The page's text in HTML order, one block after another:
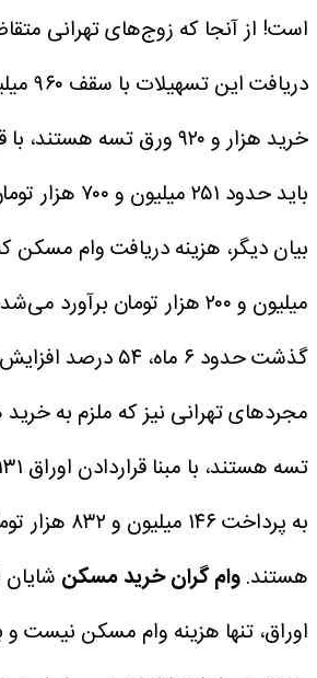
است! از آنجا که زوج‌های تهرانی
خرید هزار و ۹۲۰ ورق تسه
باید حدود ۲۵۱ میلیون و ۷۰۰ هزار تومان هزینه کنند.
میلیون و ۲۰۰ هزار تومان
گذشت حدود ۶ ماه، ۵۴ درصد افزایش را تجربه کرده است.
به پرداخت ۱۴۶
هستند.وام گران خرید مسکن
اوراق، تنها هزینه وام مسکن نیست